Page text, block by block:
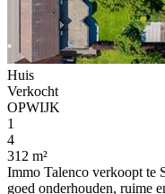
Huis
Verkocht
OPWIJK
1
4
312 m²
Immo Talenco verkoopt te
goed onderhouden, ruime